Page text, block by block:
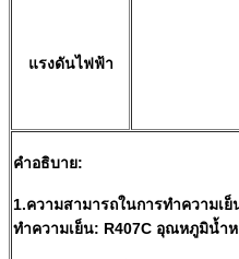
แรงดันไฟฟ้า
คำอธิบาย:
1.ความสามารถในการทำความเ
ทำความเย็น: R407C อุณหภูมิน้ำห